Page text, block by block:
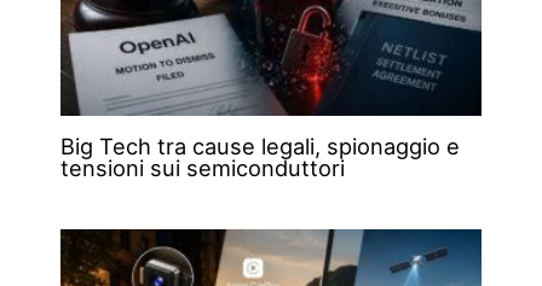
Big Tech tra cause legali, spionaggio e
tensioni sui semiconduttori